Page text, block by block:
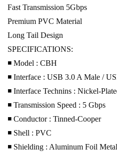
Fast Transmission 5Gbps
Premium PVC Material
Long Tail Design
SPECIFICATIONS:
◾ Model : CBH
◾ Interface : USB 3.0 A Male /
◾ Interface Technins : Nickel-
◾ Transmission Speed : 5 Gbps
◾ Conductor : Tinned-Cooper
◾ Shell : PVC
◾ Shielding : Aluminum Foil